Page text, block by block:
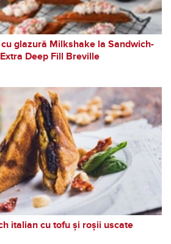
glazură Milkshake la Sandwich-
Deep Fill Breville
italian cu tofu și roșii uscate